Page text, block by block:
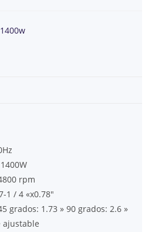
rpm
1 / 4 «x0.78″
grados: 1.73 » 90 grados: 2.6 »
ajustable